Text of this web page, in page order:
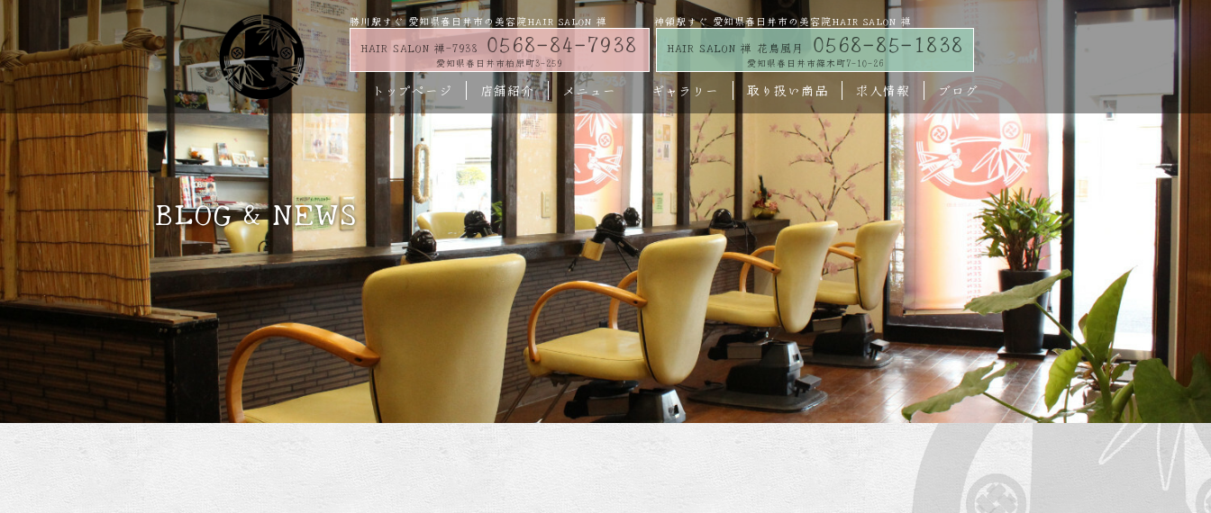
勝川駅すぐ 愛知県春日井市の美容院HAIR SALON 禅
HAIR SALON 禅-7938 0568-84-7938
愛知県春日井市柏原町3-259
トップページ 店舗紹介
HAIR SALON 禅-7938
HAIR SALON 禅 花鳥風月
メニュー
神領駅すぐ 愛知県春日井市の美容院HAIR SALON 禅
HAIR SALON 禅 花鳥風月 0568-85-1838
愛知県春日井市篠木町7-10-26
ギャラリー 取り扱い商品 求人情報 ブログ
トップページ
禅-7938
禅 花鳥風月
スタッフ
メニュー
ギャラリー
取り扱い商品
ヘアエステ
ベリーズカラー
カット
カラー
パーマ
トリートメント
その他
ブログ＆ニュース
求人情報
お問い合わせBLOG & NEWS